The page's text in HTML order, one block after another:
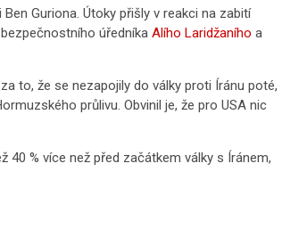
Guriona. Útoky přišly v reakci na zabití
úředníka Alího Laridžaního a
to, že se nezapojily do války proti Íránu poté,
průlivu. Obvinil je, že pro USA nic
40 % více než před začátkem války s Íránem,